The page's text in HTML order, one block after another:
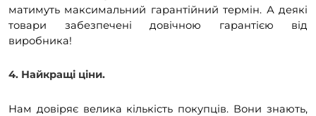
матимуть максимальний гарантійний термін. А деякі
товари забезпечені довічною гарантією від
виробника!
4. Найкращі ціни.
Нам довіряє велика кількість покупців. Вони знають,